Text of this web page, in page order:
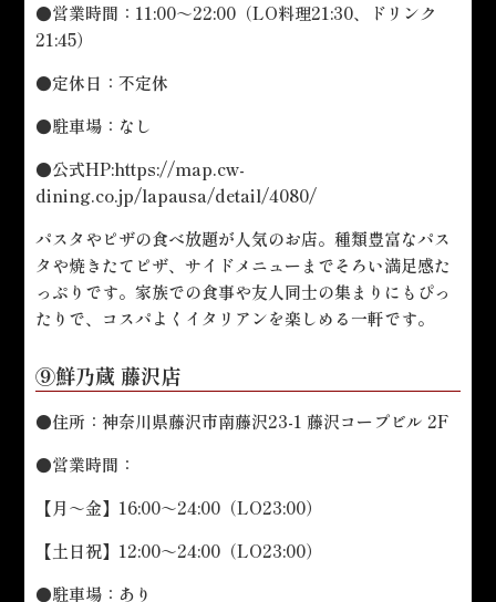
●営業時間：11:00～22:00（LO料理21:30、ドリンク
21:45）
●定休日：不定休
●駐車場：なし
●公式HP:https://map.cw-
dining.co.jp/lapausa/detail/4080/
パスタやピザの食べ放題が人気のお店。種類豊富なパス
タや焼きたてピザ、サイドメニューまでそろい満足感た
っぷりです。家族での食事や友人同士の集まりにもぴっ
たりで、コスパよくイタリアンを楽しめる一軒です。
⑨鮮乃蔵 藤沢店
●住所：神奈川県藤沢市南藤沢23-1 藤沢コープビル 2F
●営業時間：
【月～金】16:00～24:00（LO23:00）
【土日祝】12:00～24:00（LO23:00）
●駐車場：あり